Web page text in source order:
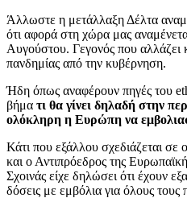
Άλλωστε η μετάλλαξη Δέλτα
ότι αφορά στη χώρα μας
Αυγούστου. Γεγονός που αλλάζει
πανδημίας από την κυβέρνηση.
Ήδη όπως αναφέρουν πηγές του
βήμα τι θα γίνει δηλαδή στην
ολόκληρη η Ευρώπη να
Κάτι που εξάλλου σχεδιάζεται
και ο Αντιπρόεδρος της
Σχοινάς είχε δηλώσει ότι έχουν
δόσεις με εμβόλια για όλους